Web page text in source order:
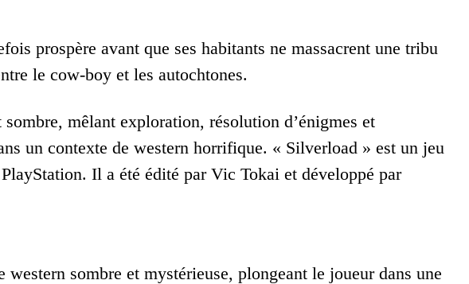
prospère avant que ses habitants ne massacrent une tribu
le cow-boy et les autochtones.
mêlant exploration, résolution d’énigmes et
un contexte de western horrifique. « Silverload » est un jeu
Il a été édité par Vic Tokai et développé par
sombre et mystérieuse, plongeant le joueur dans une